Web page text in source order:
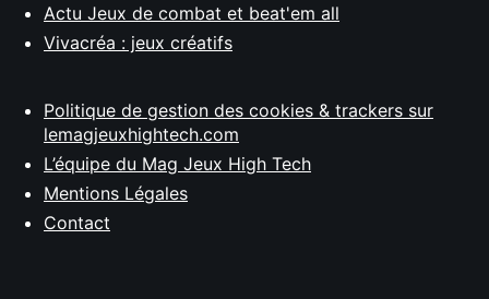
Actu Jeux de combat et beat'em all
Vivacréa : jeux créatifs
Politique de gestion des cookies & trackers sur
lemagjeuxhightech.com
L’équipe du Mag Jeux High Tech
Mentions Légales
Contact